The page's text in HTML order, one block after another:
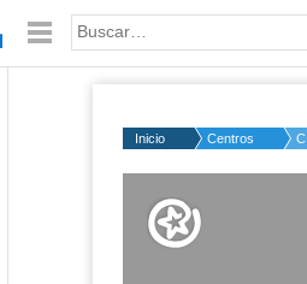
Palabra o frase:
Inicio Centros
50%